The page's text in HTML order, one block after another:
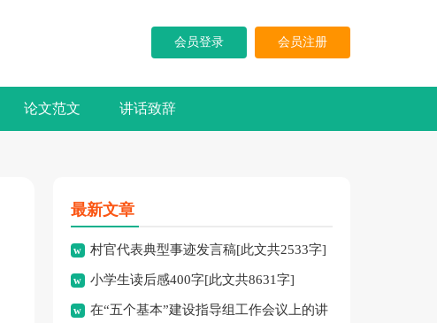
会员登录 会员注册
论文范文 讲话致辞
最新文章
村官代表典型事迹发言稿[此文共2533字]
小学生读后感400字[此文共8631字]
在“五个基本”建设指导组工作会议上的讲